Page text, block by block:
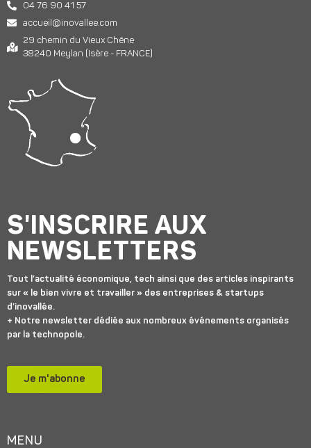
04 76 90 41 57
accueil@inovallee.com
29 chemin du Vieux Chêne
38240 Meylan (Isère - FRANCE)
S'INSCRIRE AUX
NEWSLETTERS
Tout l’actualité économique, tech ainsi que des articles inspirants
sur « le bien vivre et travailler » des entreprises & startups
d’inovallée.
+ Notre newsletter dédiée aux nombreux événements organisés
par la technopole.
Je m'abonne
MENU